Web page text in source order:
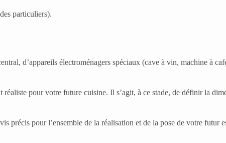
particuliers).
d’appareils électroménagers spéciaux (cave à vin, machine à
pour votre future cuisine. Il s’agit, à ce stade, de définir la
précis pour l’ensemble de la réalisation et de la pose de votre futur